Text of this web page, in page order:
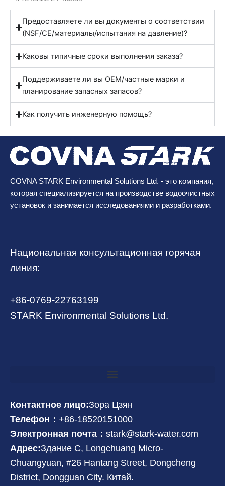
Предоставляете ли вы документы о соответствии
(NSF/CE/материалы/испытания на давление)?
Каковы типичные сроки выполнения заказа?
Поддерживаете ли вы OEM/частные марки и
планирование запасных запасов?
Как получить инженерную помощь?
COVNA STARK Environmental Solutions Ltd. - это компания,
которая специализируется на производстве водоочистных
установок и занимается исследованиями и разработками.
Национальная консультационная горячая
линия:
+86-0769-22763199
STARK Environmental Solutions Ltd.
Контактное лицо:Зора Цзян
Телефон： +86-18520151000
Электронная почта： stark@stark-water.com
Адрес:Здание C, Longchuang Micro-
Chuangyuan, #26 Hantang Street, Dongcheng
District, Dongguan City. Китай.